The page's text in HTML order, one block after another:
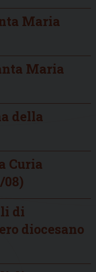
Maria
Maria
della
Curia
08)
di
diocesano